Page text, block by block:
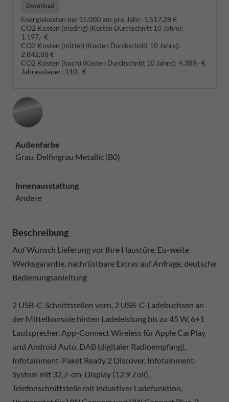
Download
Energiekosten bei 15.000 km pro Jahr: 1.517,28 €
CO2 Kosten (niedrig) (Kosten Durchschnitt 10 Jahre):
1.197,- €
CO2 Kosten (mittel) (Kosten Durchschnitt 10 Jahre):
2.842,88 €
CO2 Kosten (hoch) (Kosten Durchschnitt 10 Jahre): 4.389,- €
Jahressteuer: 110,- €
Außenfarbe
Grau, Delfingrau Metallic (B0)
Innenausstattung
Andere
Beschreibung
Auf Wunsch Lieferung vor Ihre Haustüre, Eu-weite
Werksgarantie, nachrüstbare Extras auf Anfrage, deutsche
Bedienungsanleitung
2 USB-C-Schnittstellen vorn, 2 USB-C-Ladebuchsen an
der Mittelkonsole hinten Ladeleistung bis zu 45 W, 6+1
Lautsprecher, App-Connect Wireless für Apple CarPlay
und Android Auto, DAB (digitaler Radioempfang),
Infotainment-Paket Ready 2 Discover, Infotainment-
System mit 32,7-cm-Display (12,9 Zoll),
Telefonschnittstelle mit induktiver Ladefunktion,